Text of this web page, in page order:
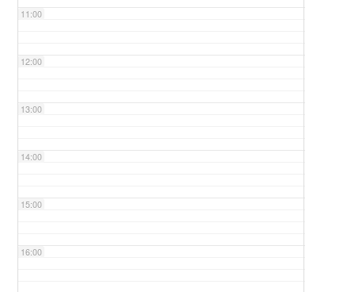
11:00
12:00
13:00
14:00
15:00
16:00